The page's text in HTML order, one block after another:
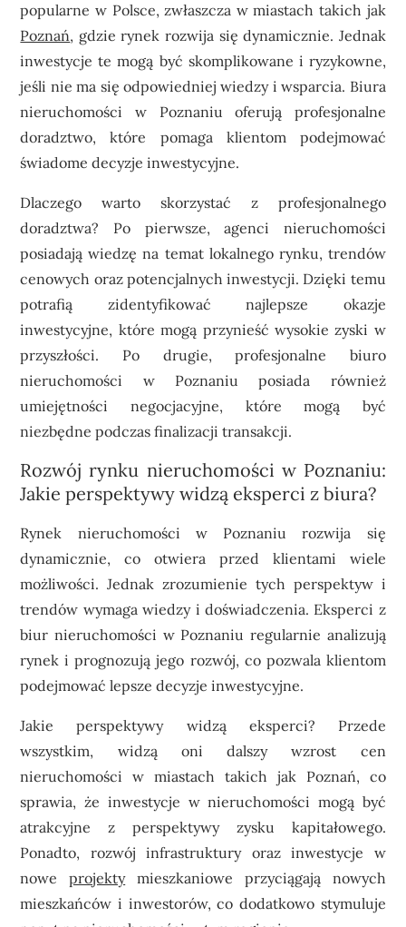
popularne w Polsce, zwłaszcza w miastach takich jak
Poznań, gdzie rynek rozwija się dynamicznie. Jednak
inwestycje te mogą być skomplikowane i ryzykowne,
jeśli nie ma się odpowiedniej wiedzy i wsparcia. Biura
nieruchomości w Poznaniu oferują profesjonalne
doradztwo, które pomaga klientom podejmować
świadome decyzje inwestycyjne.
Dlaczego warto skorzystać z profesjonalnego
doradztwa? Po pierwsze, agenci nieruchomości
posiadają wiedzę na temat lokalnego rynku, trendów
cenowych oraz potencjalnych inwestycji. Dzięki temu
potrafią zidentyfikować najlepsze okazje
inwestycyjne, które mogą przynieść wysokie zyski w
przyszłości. Po drugie, profesjonalne biuro
nieruchomości w Poznaniu posiada również
umiejętności negocjacyjne, które mogą być
niezbędne podczas finalizacji transakcji.
Rozwój rynku nieruchomości w Poznaniu:
Jakie perspektywy widzą eksperci z biura?
Rynek nieruchomości w Poznaniu rozwija się
dynamicznie, co otwiera przed klientami wiele
możliwości. Jednak zrozumienie tych perspektyw i
trendów wymaga wiedzy i doświadczenia. Eksperci z
biur nieruchomości w Poznaniu regularnie analizują
rynek i prognozują jego rozwój, co pozwala klientom
podejmować lepsze decyzje inwestycyjne.
Jakie perspektywy widzą eksperci? Przede
wszystkim, widzą oni dalszy wzrost cen
nieruchomości w miastach takich jak Poznań, co
sprawia, że inwestycje w nieruchomości mogą być
atrakcyjne z perspektywy zysku kapitałowego.
Ponadto, rozwój infrastruktury oraz inwestycje w
noweprojektymieszkaniowe przyciągają nowych
mieszkańców i inwestorów, co dodatkowo stymuluje